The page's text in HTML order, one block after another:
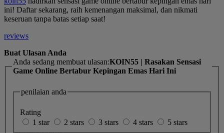
ini! Daftar sekarang, raih kemenangan maksimal, dan nikmati
keseruan tanpa batas setiap saat!
reviews
Buat Ulasan Anda
Anda sedang membuat ulasan:KOIN55 | Rasakan Sensasi
Game Online Bertabur Kepingan Emas Hari Ini
penilaian anda
Rating
1 star
2 stars 3 stars 4 stars
5 stars